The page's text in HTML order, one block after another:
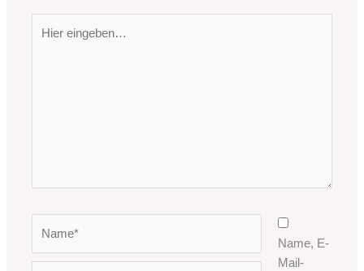
eingeben…
Name, E-
Mail-